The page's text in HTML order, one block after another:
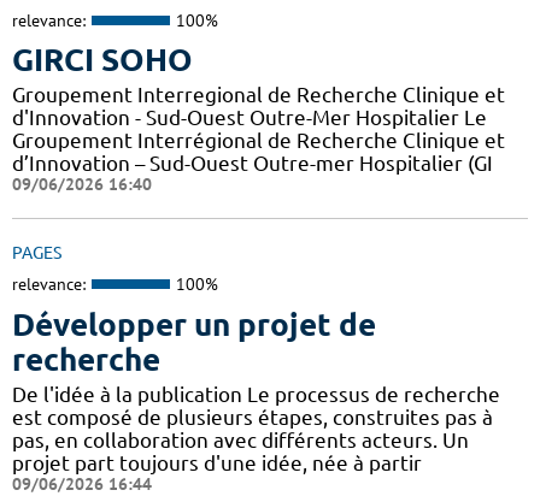
relevance: 100%
GIRCI SOHO
Groupement Interregional de Recherche Clinique et
d'Innovation - Sud-Ouest Outre-Mer Hospitalier Le
Groupement Interrégional de Recherche Clinique et
d’Innovation – Sud-Ouest Outre-mer Hospitalier (GI
09/06/2026 16:40
PAGES
relevance: 100%
Développer un projet de
recherche
De l'idée à la publication Le processus de recherche
est composé de plusieurs étapes, construites pas à
pas, en collaboration avec différents acteurs. Un
projet part toujours d'une idée, née à partir
09/06/2026 16:44